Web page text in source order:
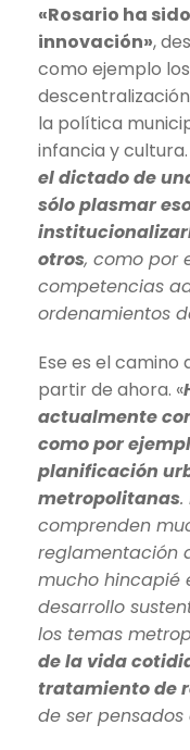
«Rosario ha
innovación»,
como ejemplo
la política
infancia y cultura.
el dictado de
sólo plasmar
otros, como por
competencias
ordenamientos
Ese es el
partir de ahora. «
actualmente
como por
planificación
metropolitanas.
comprenden
reglamentación
mucho hincapié
desarrollo
los temas
de la vida
tratamiento de
de ser pensados